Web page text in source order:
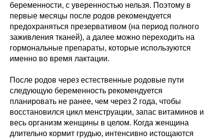
беременности, с уверенностью нельзя. Поэтому в
первые месяцы после родов рекомендуется
предохраняться презервативом (на период полного
заживления тканей), а далее можно переходить на
гормональные препараты, которые используются
именно во время лактации.
После родов через естественные родовые пути
следующую беременность рекомендуется
планировать не ранее, чем через 2 года, чтобы
восстановился цикл менструации, запас витаминов и
весь организм женщины в целом. Когда женщина
длительно кормит грудью, интенсивно истощаются